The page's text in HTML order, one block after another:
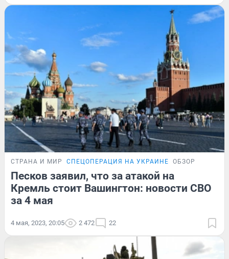
СТРАНА И МИР СПЕЦОПЕРАЦИЯ НА УКРАИНЕ ОБЗОР
Песков заявил, что за атакой на
Кремль стоит Вашингтон: новости СВО
за 4 мая
4 мая, 2023, 20:05 2 472 22